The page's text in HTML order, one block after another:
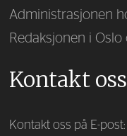
Administrasjonen
Redaksjonen i
Kontakt oss
Kontakt oss på E-post: